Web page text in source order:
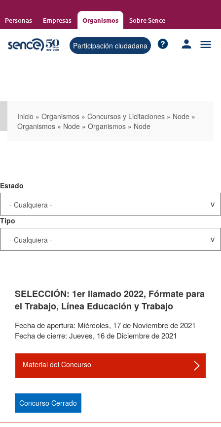
contenido
Personas Empresas Organismos Sobre Sence
Participación ciudadana
Inicio » Organismos » Concursos y Licitaciones » Node »
Organismos » Node » Organismos » Node
Estado
Tipo
SELECCIÓN: 1er llamado 2022, Fórmate para
el Trabajo, Línea Educación y Trabajo
Fecha de apertura: Miércoles, 17de Noviembrede2021
Fecha de cierre: Jueves, 16de Diciembrede2021
Material del Concurso
Concurso Cerrado